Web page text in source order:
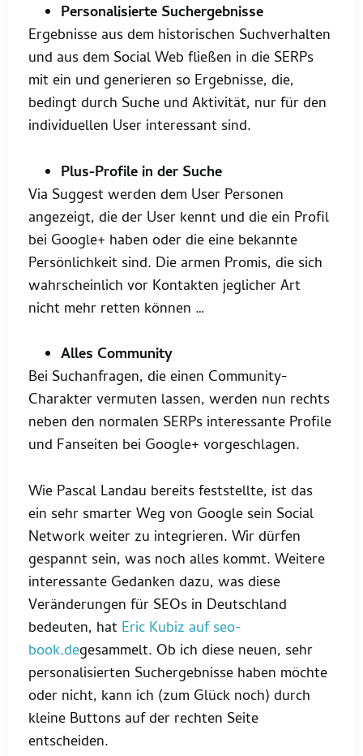
Personalisierte Suchergebnisse
Ergebnisse aus dem historischen Suchverhalten
und aus dem Social Web fließen in die SERPs
mit ein und generieren so Ergebnisse, die,
bedingt durch Suche und Aktivität, nur für den
individuellen User interessant sind.
Plus-Profile in der Suche
Via Suggest werden dem User Personen
angezeigt, die der User kennt und die ein Profil
bei Google+ haben oder die eine bekannte
Persönlichkeit sind. Die armen Promis, die sich
wahrscheinlich vor Kontakten jeglicher Art
nicht mehr retten können …
Alles Community
Bei Suchanfragen, die einen Community-
Charakter vermuten lassen, werden nun rechts
neben den normalen SERPs interessante Profile
und Fanseiten bei Google+ vorgeschlagen.
Wie Pascal Landau bereits feststellte, ist das
ein sehr smarter Weg von Google sein Social
Network weiter zu integrieren. Wir dürfen
gespannt sein, was noch alles kommt. Weitere
interessante Gedanken dazu, was diese
Veränderungen für SEOs in Deutschland
bedeuten, hat Eric Kubiz auf seo-
book.degesammelt. Ob ich diese neuen, sehr
personalisierten Suchergebnisse haben möchte
oder nicht, kann ich (zum Glück noch) durch
kleine Buttons auf der rechten Seite
entscheiden.